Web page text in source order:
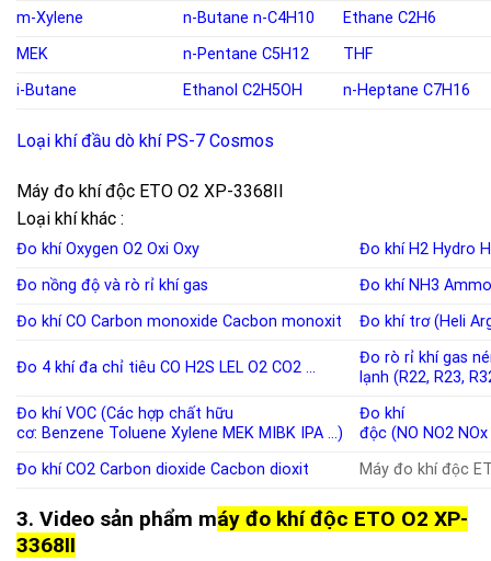
m-Xylene
n-Butane n-C4H10
Ethane C2H6
MEK
n-Pentane C5H12
THF
i-Butane
Ethanol C2H5OH n-Heptane C7H16
Loại khí đầu dò khí PS-7 Cosmos
Máy đo khí độc ETO O2 XP-3368II
Loại khí khác :
Đo khí Oxygen O2 Oxi Oxy Đo khí H2 Hydro
Đo nồng độ và rò rỉ khí gas Đo khí NH3
Đo khí CO Carbon monoxide Cacbon monoxit Đo khí trơ (Heli
Đo 4 khí đa chỉ tiêu CO H2S LEL O2 CO2 …
Đo rò rỉ khí gas
lạnh (R22, R23,
Đo khí VOC (Các hợp chất hữu
cơ: Benzene Toluene Xylene MEK MIBK IPA …)
Đo khí
độc (NO NO2 NOx
Đo khí CO2 Carbon dioxide Cacbon dioxit Máy đo khí độc
3. Video sản phẩm máy đo khí độc ETO O2 XP-
3368II